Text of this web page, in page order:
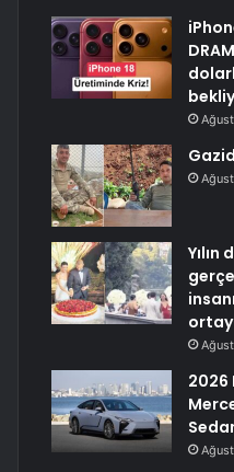
Yılın
2026